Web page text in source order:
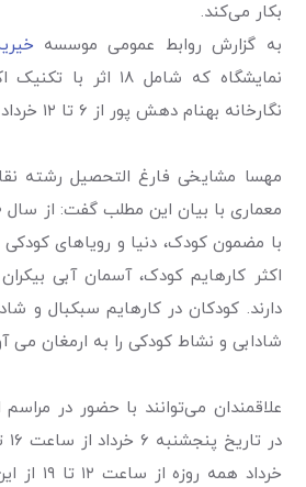
بکار می‌کند.
به گزارش روابط عمومی موسسه
نمایشگاه که شامل ۱۸
نگارخانه بهنام دهش پور از ۶ تا ۱۲ خرداد برپا می‌شود.
مهسا مشایخی فارغ التحصیل رشته
با مضمون کودک، دنیا و رویاهای
اکثر کارهایم کودک، آسمان آبی
دارند. کودکان در کارهایم سبکبال و
شادابی و نشاط کودکی را به ارمغان می
علاقمندان می‌توانند با حضور در مراسم
خرداد